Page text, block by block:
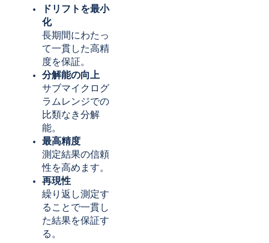
ドリフトを最小
化
長期間にわたっ
て一貫した高精
度を保証。
分解能の向上
サブマイクログ
ラムレンジでの
比類なき分解
能。
最高精度
測定結果の信頼
性を高めます。
再現性
繰り返し測定す
ることで一貫し
た結果を保証す
る。